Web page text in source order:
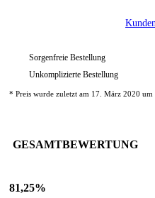
Sorgenfreie Bestellung
Unkomplizierte Bestellung
* Preis wurde zuletzt am 17. März 2020 um
GESAMTBEWERTUNG
81,25%